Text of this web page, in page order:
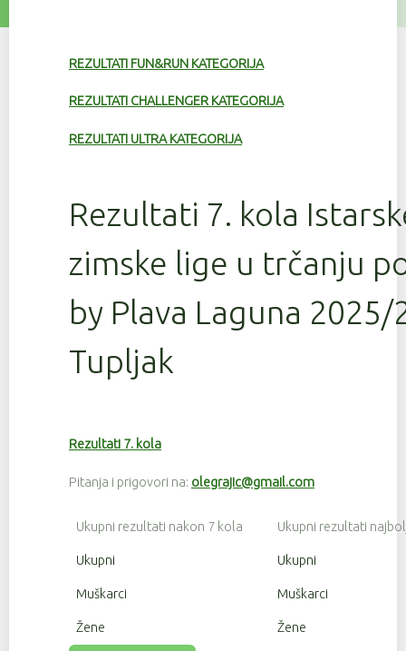
REZULTATI FUN&RUN KATEGORIJA
REZULTATI CHALLENGER KATEGORIJA
REZULTATI ULTRA KATEGORIJA
Rezultati 7. kola
zimske lige u trčanju
by Plava Laguna 2025/
Tupljak
Rezultati 7. kola
Pitanja i prigovori na: olegrajic@gmail.com
Ukupni rezultati nakon 7 kola Ukupni rezultati
Ukupni Ukupni
Muškarci Muškarci
Žene Žene